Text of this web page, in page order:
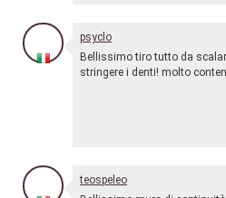
psyclo
Bellissimo tiro tutto da
stringere i denti! molto
teospeleo